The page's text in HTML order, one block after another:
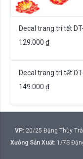
Decal trang trí tết DT-
129.000 ₫
Decal trang trí tết
149.000 ₫
VP:20/25 Đặng Thùy
Xưởng Sản Xuất: 1/7S